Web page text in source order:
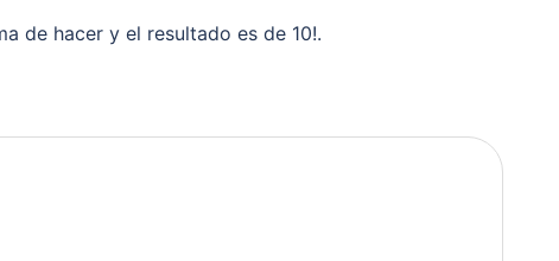
de hacer y el resultado es de 10!.